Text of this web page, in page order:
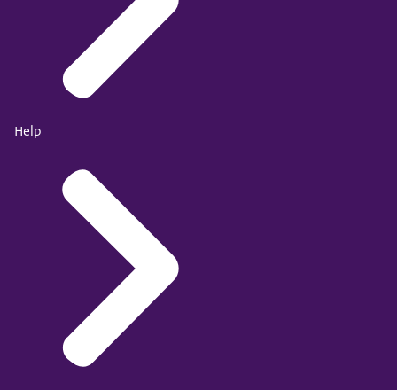
Help